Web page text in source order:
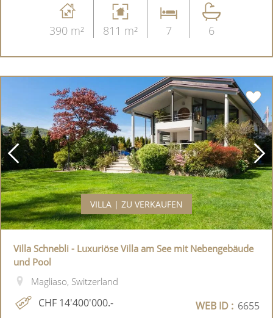
390 m² 811 m² 7 6
VILLA | ZU VERKAUFEN
Villa Schnebli - Luxuriöse Villa am See mit Nebengebäude
und Pool
Magliaso, Switzerland
CHF 14'400'000.- WEB ID : 6655